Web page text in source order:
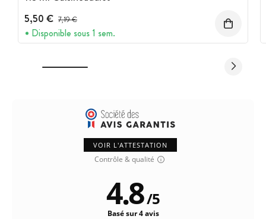
5,50 € Prix avant réduction :
7,19 €
Disponible sous 1 sem.
VOIR L'ATTESTATION
Contrôle & qualité
4.8/5
Basé sur 4 avis